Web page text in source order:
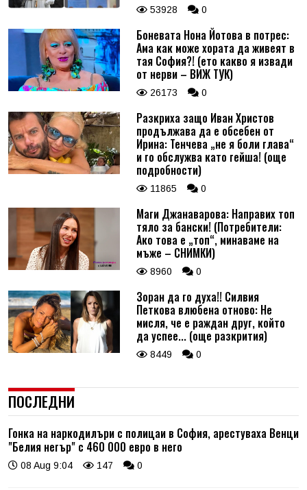
53928 0
Боневата Нона Йотова в потрес:
Ама как може хората да живеят в
тая София?! (ето какво я извади
от нерви – ВИЖ ТУК)
26173 0
Разкриха защо Иван Христов
продължава да е обсебен от
Ирина: Тенчева „не я боли глава“
и го обслужва като гейша! (още
подробности)
11865 0
Маги Джанаварова: Направих топ
тяло за бански! (Потребители:
Ако това е „топ“, минаваме на
мъже – СНИМКИ)
8960 0
Зоран да го духа!! Силвия
Петкова влюбена отново: Не
мисля, че е раждан друг, който
да успее... (още разкрития)
8449 0
ПОСЛЕДНИ
Гонка на наркодилъри с полицаи в София, арестуваха Венци
"Белия негър" с 460 000 евро в него
08 Aug 9:04 147 0